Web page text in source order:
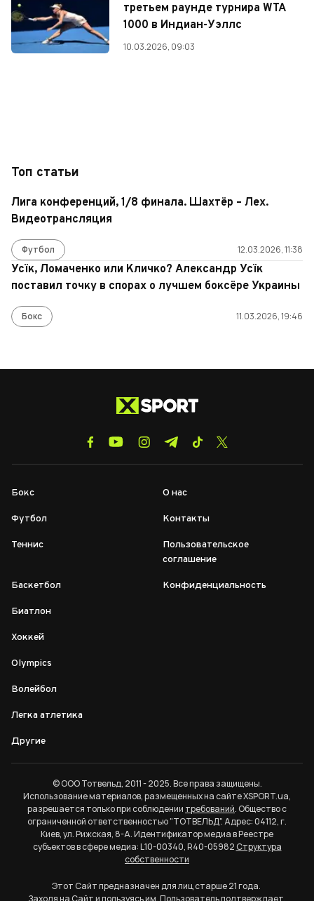
третьем раунде турнира WTA
1000 в Индиан-Уэллс
10.03.2026, 09:03
Топ статьи
Лига конференций, 1/8 финала. Шахтёр – Лех.
Видеотрансляция
Футбол 12.03.2026, 11:38
Усїк, Ломаченко или Кличко? Александр Усїк
поставил точку в спорах о лучшем боксёре Украины
Бокс 11.03.2026, 19:46
Бокс
Футбол
Теннис
Баскетбол
Биатлон
Хоккей
Olympics
Волейбол
Легка атлетика
Другие
О нас
Контакты
Пользовательское
соглашение
Конфиденциальность
© ООО Тотвельд, 2011 - 2025. Все права защищены.
Использование материалов, размещенных на сайте XSPORT.ua,
разрешается только при соблюдении требований. Общество с
ограниченной ответственностью "ТОТВЕЛЬД". Адрес: 04112, г.
Киев, ул. Рижская, 8-А. Идентификатор медиа в Реестре
субъектов в сфере медиа: L10-00340, R40-05982Структура
собственности
Этот Сайт предназначен для лиц старше 21 года.